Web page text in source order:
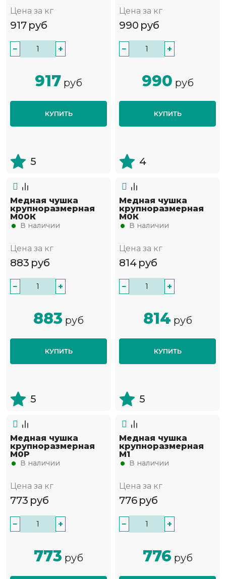
Цена за кг
917 руб
− +
917 руб
КУПИТЬ
5
Цена за кг
990 руб
− +
990 руб
КУПИТЬ
4
Медная чушка
крупноразмерная
М00К
В наличии
Цена за кг
883 руб
− +
883 руб
КУПИТЬ
5
Медная чушка
крупноразмерная
М0К
В наличии
Цена за кг
814 руб
− +
814 руб
КУПИТЬ
5
Медная чушка
крупноразмерная
М0Р
В наличии
Цена за кг
773 руб
− +
773 руб
Медная чушка
крупноразмерная
М1
В наличии
Цена за кг
776 руб
− +
776 руб